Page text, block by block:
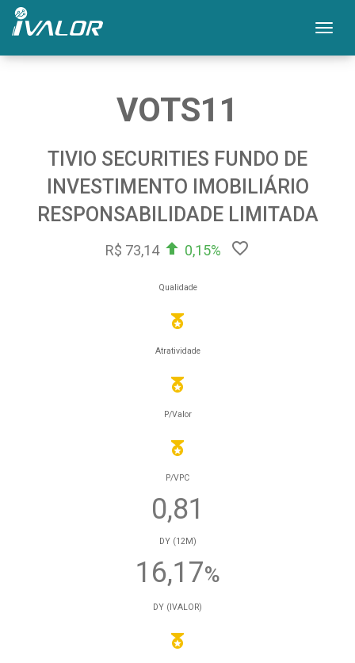
VOTS11
TIVIO SECURITIES FUNDO DE
INVESTIMENTO IMOBILIÁRIO
RESPONSABILIDADE LIMITADA
R$ 73,14 0,15%
Qualidade
Atratividade
P/Valor
P/VPC
0,81
DY (12M)
16,17%
DY (IVALOR)